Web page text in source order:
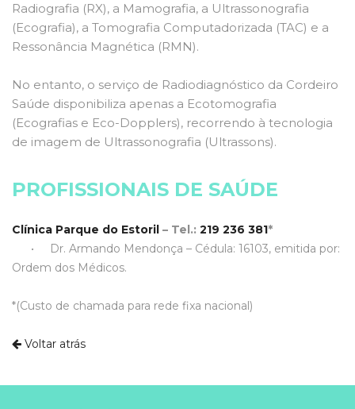
Radiografia (RX), a Mamografia, a Ultrassonografia
(Ecografia), a Tomografia Computadorizada (TAC) e a
Ressonância Magnética (RMN).
No entanto, o serviço de Radiodiagnóstico da Cordeiro
Saúde disponibiliza apenas a Ecotomografia
(Ecografias e Eco-Dopplers), recorrendo à tecnologia
de imagem de Ultrassonografia (Ultrassons).
PROFISSIONAIS DE SAÚDE
Clínica Parque do Estoril – Tel.: 219 236 381*
• Dr. Armando Mendonça – Cédula: 16103, emitida por:
Ordem dos Médicos.
*(Custo de chamada para rede fixa nacional)
Voltar atrás